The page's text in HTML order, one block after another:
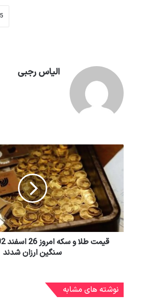
الیاس رجبی
سنگین ارزان شدند
نوشته های مشابه